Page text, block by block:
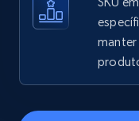
2.5K+
manter